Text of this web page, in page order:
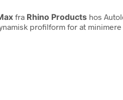
fra Rhino Products hos
profilform for at